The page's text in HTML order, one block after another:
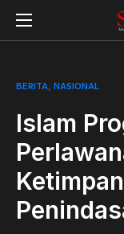
BERITA NASIONAL
Islam